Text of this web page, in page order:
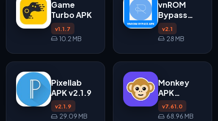
Game
Turbo APK
v1.1.7
10.2 MB
vnROM
Bypass
FRP APK
v2.1
28 MB
Pixellab
APK v2.1.9
v2.1.9
29.09 MB
Monkey
APK
v7.61.0
untuk
v7.61.0
68.96 MB